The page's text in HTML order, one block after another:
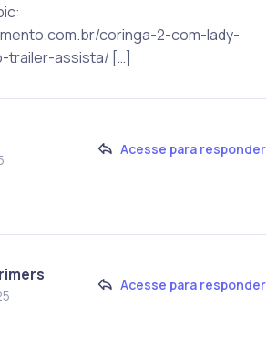
coringa-2-com-lady-
trailer-assista/ […]
Acesse para responder
Acesse para responder